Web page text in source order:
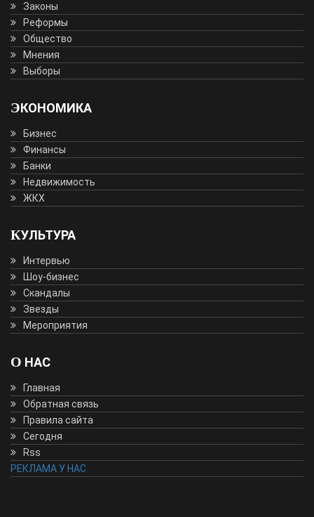
Законы
Реформы
Общество
Мнения
Выборы
ЭКОНОМИКА
Бизнес
Финансы
Банки
Недвижимость
ЖКХ
КУЛЬТУРА
Интервью
Шоу-бизнес
Скандалы
Звезды
Мероприятия
О НАС
Главная
Обратная связь
Правила сайта
Сегодня
Rss
РЕКЛАМА У НАС